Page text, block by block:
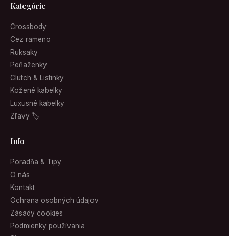
Kategórie
Crossbody
Cez rameno
Ruksaky
Peňaženky
Clutch & Listinky
Kožené kabelky
Luxusné kabelky
Zľavy 🏷
Info
Poradňa & Tipy
O nás
Kontakt
Ochrana osobných údajov
Zásady cookies
Podmienky používania